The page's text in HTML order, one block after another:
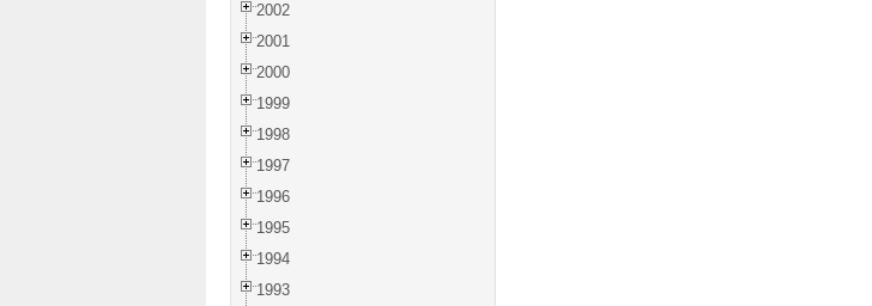
2002
2001
2000
1999
1998
1997
1996
1995
1994
1993